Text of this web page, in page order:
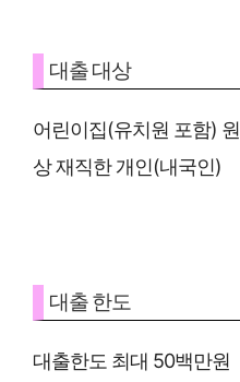
대출 대상
어린이집(유치원 포함)
상 재직한 개인(내국인)
대출 한도
대출한도 최대 50백만원